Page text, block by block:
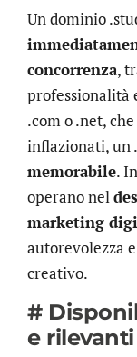
Un dominio
concorrenza,
professionalità
.com o .net,
inflazionati, un
memorabile.
operano nel
marketing
autorevolezza
creativo.
#
e rilevanti